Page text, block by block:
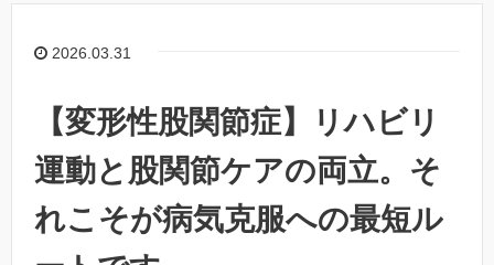
2026.03.31
【変形性股関節症】リハビリ
運動と股関節ケアの両立。そ
れこそが病気克服への最短ル